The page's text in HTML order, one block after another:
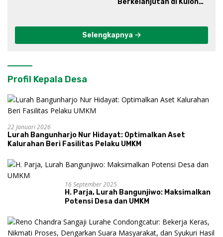
Berkelanjutan di Kulon
Selengkapnya
Profil Kepala Desa
22 Januari 2026
Lurah Bangunharjo Nur Hidayat: Optimalkan Aset
Kalurahan Beri Fasilitas Pelaku UMKM
16 September 2025
H. Parja, Lurah Bangunjiwo: Maksimalkan
Potensi Desa dan UMKM